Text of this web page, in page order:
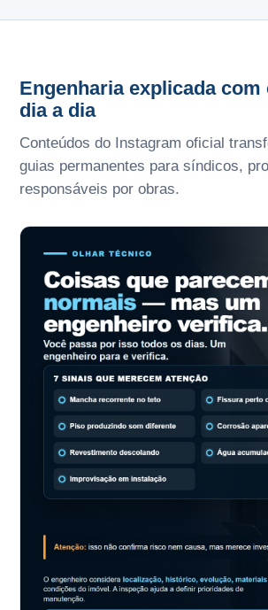
Engenharia explicada com
dia a dia
Conteúdos do Instagram oficial
guias permanentes para síndicos,
responsáveis por obras.